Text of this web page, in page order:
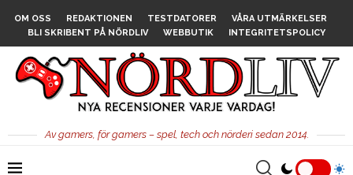
OM OSS REDAKTIONEN TESTDATORER
VÅRA UTMÄRKELSER
BLI SKRIBENT PÅ NÖRDLIV
WEBBUTIK INTEGRITETSPOLICY
Av gamers, för gamers – spel, tech och nörderi sedan 2014.